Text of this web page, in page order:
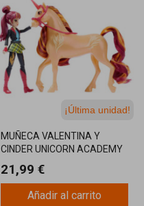
¡Última unidad!
MUÑECA VALENTINA Y
CINDER UNICORN ACADEMY
AVENTURAS DE FUEGO Y
21,99 €
Añadir al carrito